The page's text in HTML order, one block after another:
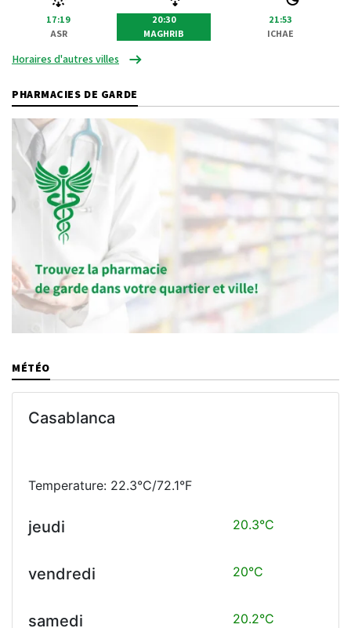
17:19
ASR
20:30
MAGHRIB
21:53
ICHAE
Horaires d'autres villes
PHARMACIES DE GARDE
MÉTÉO
Casablanca
Temperature: 22.3°C/72.1°F
jeudi 20.3°C
vendredi 20°C
samedi 20.2°C